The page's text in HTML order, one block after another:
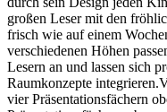
großen Leser mit den
frisch wie auf einem
verschiedenen Höhen
Lesern an und lassen sich
Raumkonzepte
vier